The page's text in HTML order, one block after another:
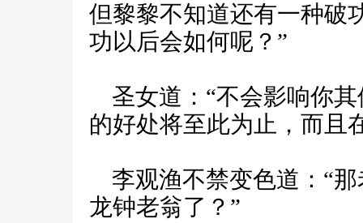
但黎黎不知道还有一种
功以后会如何呢？”
圣女道：“不会影响你
的好处将至此为止，而且
李观渔不禁变色道：“
龙钟老翁了？”